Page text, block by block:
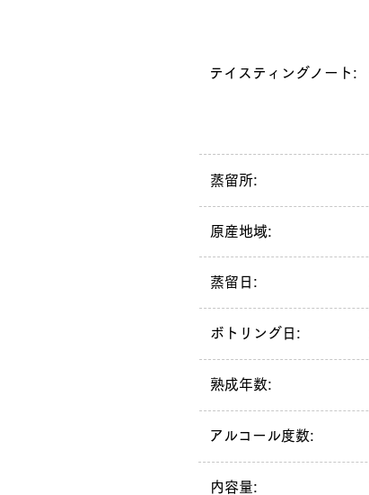
テイスティングノート:
蒸留所:
原産地域:
蒸留日:
ボトリング日:
熟成年数:
アルコール度数:
内容量: